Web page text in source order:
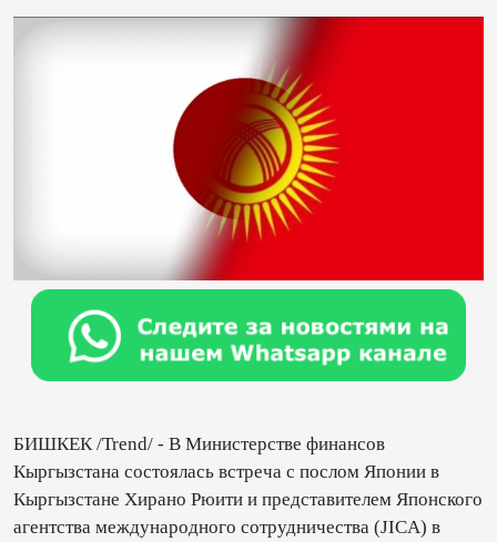
БИШКЕК /Trend/ - В Министерстве финансов
Кыргызстана состоялась встреча с послом Японии в
Кыргызстане Хирано Рюити и представителем Японского
агентства международного сотрудничества (JICA) в